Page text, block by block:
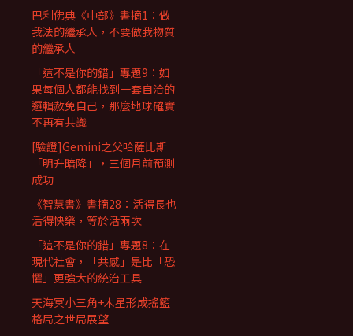
巴利佛典《中部》書摘1：做
我法的繼承人，不要做我物質
的繼承人
「這不是你的錯」專題9：如
果每個人都能找到一套自洽的
邏輯赦免自己，那麼地球確實
不再有共識
[驗證]Gemini之父哈薩比斯
「明升暗降」，三個月前預測
成功
《智慧書》書摘28：活得長也
活得快樂，等於活兩次
「這不是你的錯」專題8：在
現代社會，「共感」是比「恐
懼」更強大的統治工具
天海冥小三角+木星形成搖籃
格局之世局展望